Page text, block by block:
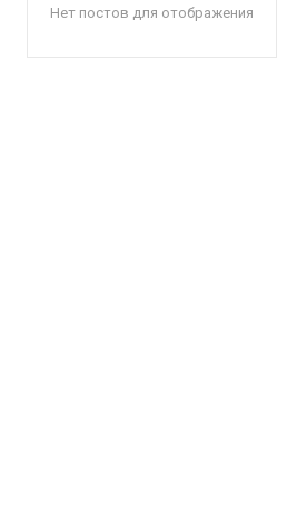
Нет постов для отображения